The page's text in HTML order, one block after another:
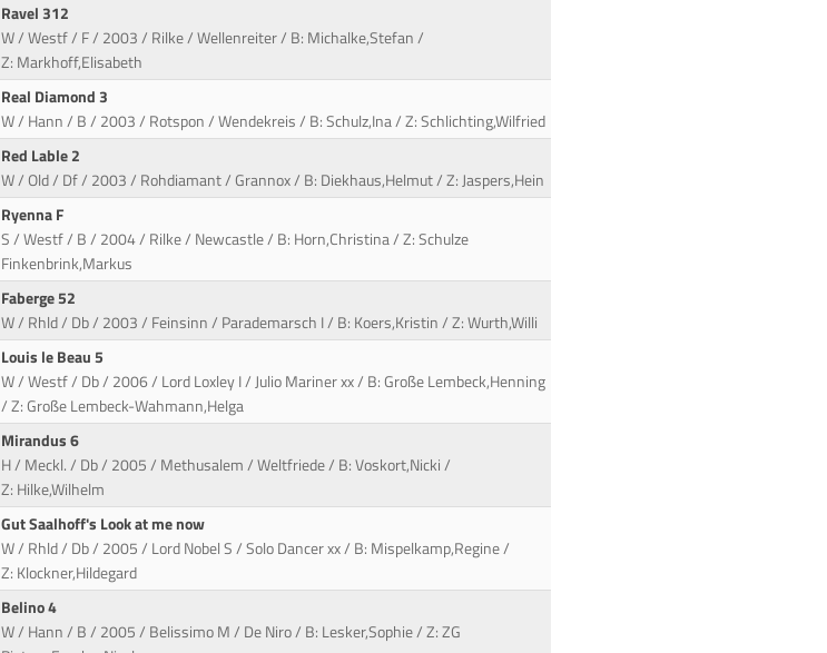
Ravel 312
W / Westf / F / 2003 / Rilke / Wellenreiter / B: Michalke,Stefan /
Z: Markhoff,Elisabeth
Real Diamond 3
W / Hann / B / 2003 / Rotspon / Wendekreis / B: Schulz,Ina / Z: Schlichting,Wilfried
Red Lable 2
W / Old / Df / 2003 / Rohdiamant / Grannox / B: Diekhaus,Helmut / Z: Jaspers,Hein
Ryenna F
S / Westf / B / 2004 / Rilke / Newcastle / B: Horn,Christina / Z: Schulze
Finkenbrink,Markus
Faberge 52
W / Rhld / Db / 2003 / Feinsinn / Parademarsch I / B: Koers,Kristin / Z: Wurth,Willi
Louis le Beau 5
W / Westf / Db / 2006 / Lord Loxley I / Julio Mariner xx / B: Große Lembeck,Henning
/ Z: Große Lembeck-Wahmann,Helga
Mirandus 6
H / Meckl. / Db / 2005 / Methusalem / Weltfriede / B: Voskort,Nicki /
Z: Hilke,Wilhelm
Gut Saalhoff's Look at me now
W / Rhld / Db / 2005 / Lord Nobel S / Solo Dancer xx / B: Mispelkamp,Regine /
Z: Klockner,Hildegard
Belino 4
W / Hann / B / 2005 / Belissimo M / De Niro / B: Lesker,Sophie / Z: ZG